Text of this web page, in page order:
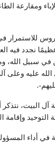
ومقارعة
للاستمرار
نجدد فيه
سبيل الله،
عليه وعلى
.
آل البيت،
وإقامة
في أداء